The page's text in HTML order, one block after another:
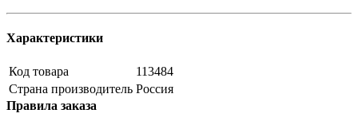
Характеристики
Код товара
113484
Страна производитель Россия
Правила заказа